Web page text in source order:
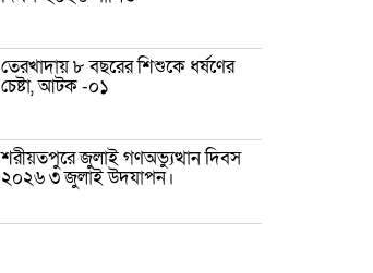
তেরখাদায় ৮ বছরের শিশুকে ধর্ষণের
চেষ্টা, আটক -০১
শরীয়তপুরে জুলাই গণঅভ্যুত্থান দিবস
২০২৬ ৩ জুলাই উদযাপন।